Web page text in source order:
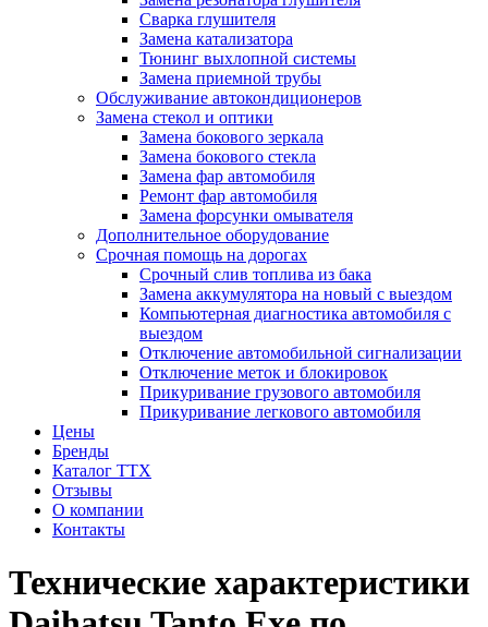
Сварка глушителя
Замена катализатора
Тюнинг выхлопной системы
Замена приемной трубы
Обслуживание автокондиционеров
Замена стекол и оптики
Замена бокового зеркала
Замена бокового стекла
Замена фар автомобиля
Ремонт фар автомобиля
Замена форсунки омывателя
Дополнительное оборудование
Срочная помощь на дорогах
Срочный слив топлива из бака
Замена аккумулятора на новый с выездом
Компьютерная диагностика автомобиля с
выездом
Отключение автомобильной сигнализации
Отключение меток и блокировок
Прикуривание грузового автомобиля
Прикуривание легкового автомобиля
Цены
Бренды
Каталог ТТХ
Отзывы
О компании
Контакты
Технические характеристики